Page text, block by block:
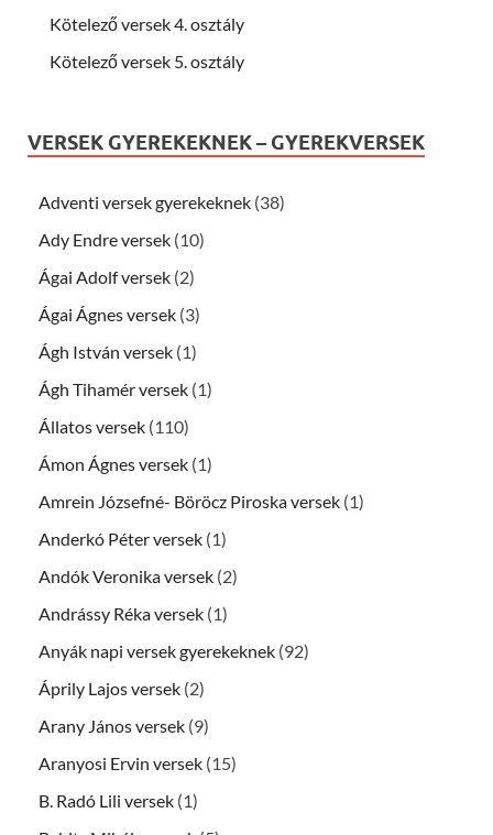
Kötelező versek 4. osztály
Kötelező versek 5. osztály
VERSEK GYEREKEKNEK – GYEREKVERSEK
Adventi versek gyerekeknek (38)
Ady Endre versek (10)
Ágai Adolf versek (2)
Ágai Ágnes versek (3)
Ágh István versek (1)
Ágh Tihamér versek (1)
Állatos versek (110)
Ámon Ágnes versek (1)
Amrein Józsefné- Böröcz Piroska versek (1)
Anderkó Péter versek (1)
Andók Veronika versek (2)
Andrássy Réka versek (1)
Anyák napi versek gyerekeknek (92)
Áprily Lajos versek (2)
Arany János versek (9)
Aranyosi Ervin versek (15)
B. Radó Lili versek (1)